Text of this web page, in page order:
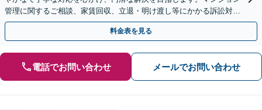
管理に関するご相談、家賃回収、立退・明け渡し等にかかる訴訟対応
など、賃貸トラブルや売買契約など幅広く対応しています
料金表を見る
電話でお問い合わせ メールでお問い合わせ